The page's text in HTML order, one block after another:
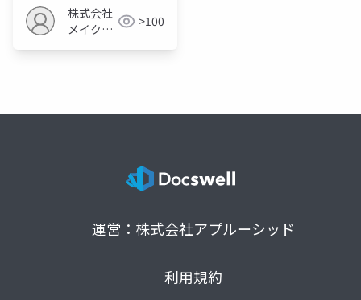
株式会社
メイクア
>100
運営：株式会社アプルーシッド
利用規約